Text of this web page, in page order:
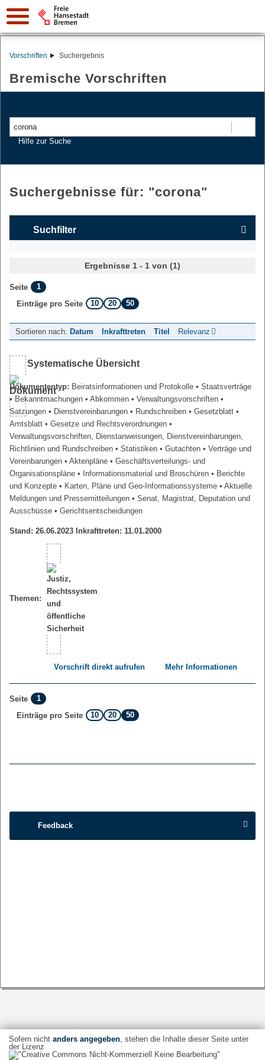
Vorschriften Suchergebnis
Bremische Vorschriften
Hilfe zur Suche
Suchergebnisse für: "corona"
Suchfilter
Ergebnisse 1 - 1 von (1)
Seite
1
Einträge pro Seite
10 20 50
Sortieren nach: Datum Inkrafttreten Titel Relevanz
Systematische Übersicht
Dokumententyp: Beiratsinformationen und Protokolle • Staatsverträge
• Bekanntmachungen • Abkommen • Verwaltungsvorschriften •
Satzungen • Dienstvereinbarungen • Rundschreiben • Gesetzblatt •
Amtsblatt • Gesetze und Rechtsverordnungen •
Verwaltungsvorschriften, Dienstanweisungen, Dienstvereinbarungen,
Richtlinien und Rundschreiben • Statistiken • Gutachten • Verträge und
Vereinbarungen • Aktenpläne • Geschäftsverteilungs- und
Organisationspläne • Informationsmaterial und Broschüren • Berichte
und Konzepte • Karten, Pläne und Geo-Informationssysteme • Aktuelle
Meldungen und Pressemitteilungen • Senat, Magistrat, Deputation und
Ausschüsse • Gerichtsentscheidungen
Stand: 26.06.2023 Inkrafttreten: 11.01.2000
Themen:
Vorschrift direkt aufrufen Mehr Informationen
Seite
1
Einträge pro Seite
10 20 50
Feedback
Sofern nicht anders angegeben, stehen die Inhalte dieser Seite unter
der Lizenz